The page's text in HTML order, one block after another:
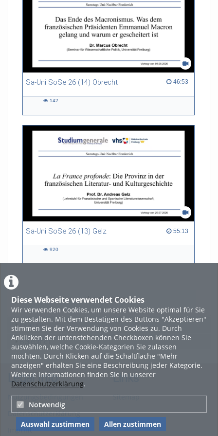
Diese Webseite verwendet Cookies
Wir verwenden Cookies, um unsere Website optimal für Sie
zu gestalten. Mit dem Bestätigen des Buttons "Akzeptieren"
stimmen Sie der Verwendung von Cookies zu. Durch
Anklicken der untenstehenden Checkboxen können Sie
auswählen, welche Cookie-Kategorien Sie zulassen
möchten. Durch Klicken auf die Schaltfläche "Mehr
anzeigen" erhalten Sie eine Beschreibung jeder Kategorie.
Weitere Informationen finden Sie in unserer
Datenschutzerklärung.
Notwendig
Auswahl zustimmen Allen zustimmen
Sa-Uni SoSe 26 (14) Obrecht 46:53
46:53 duration
142
Sa-Uni SoSe 26 (13) Gelz 55:13
55:13 duration
920
LADE MEHR
Featured
Beliebtheit
Legal Info
Nutzungsbedingungen
Datenschutzerklärung
Imprint
Links
Sitemap